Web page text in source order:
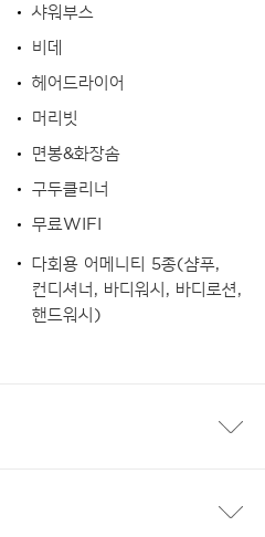
샤워부스
비데
헤어드라이어
머리빗
면봉&화장솜
구두클리너
무료WIFI
다회용 어메니티 5종(샴푸,
컨디셔너, 바디워시, 바디로션,
핸드워시)